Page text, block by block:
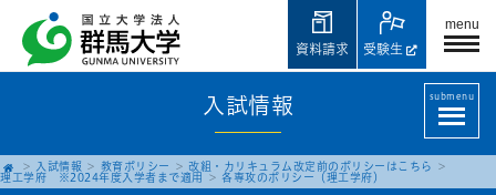
menu
受験生
資料請求
入試情報 submenu
入試情報 教育ポリシー
改組・カリキュラム改定前のポリシーはこちら
理工学府 ※2024年度入学者まで適用
各専攻のポリシー（理工学府）